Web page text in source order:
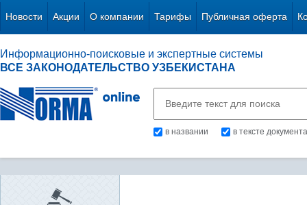
Новости Акции О компании Тарифы Публичная оферта
Информационно-поисковые и экспертные системы
ВСЕ ЗАКОНОДАТЕЛЬСТВО УЗБЕКИСТАНА
в названии в тексте документа